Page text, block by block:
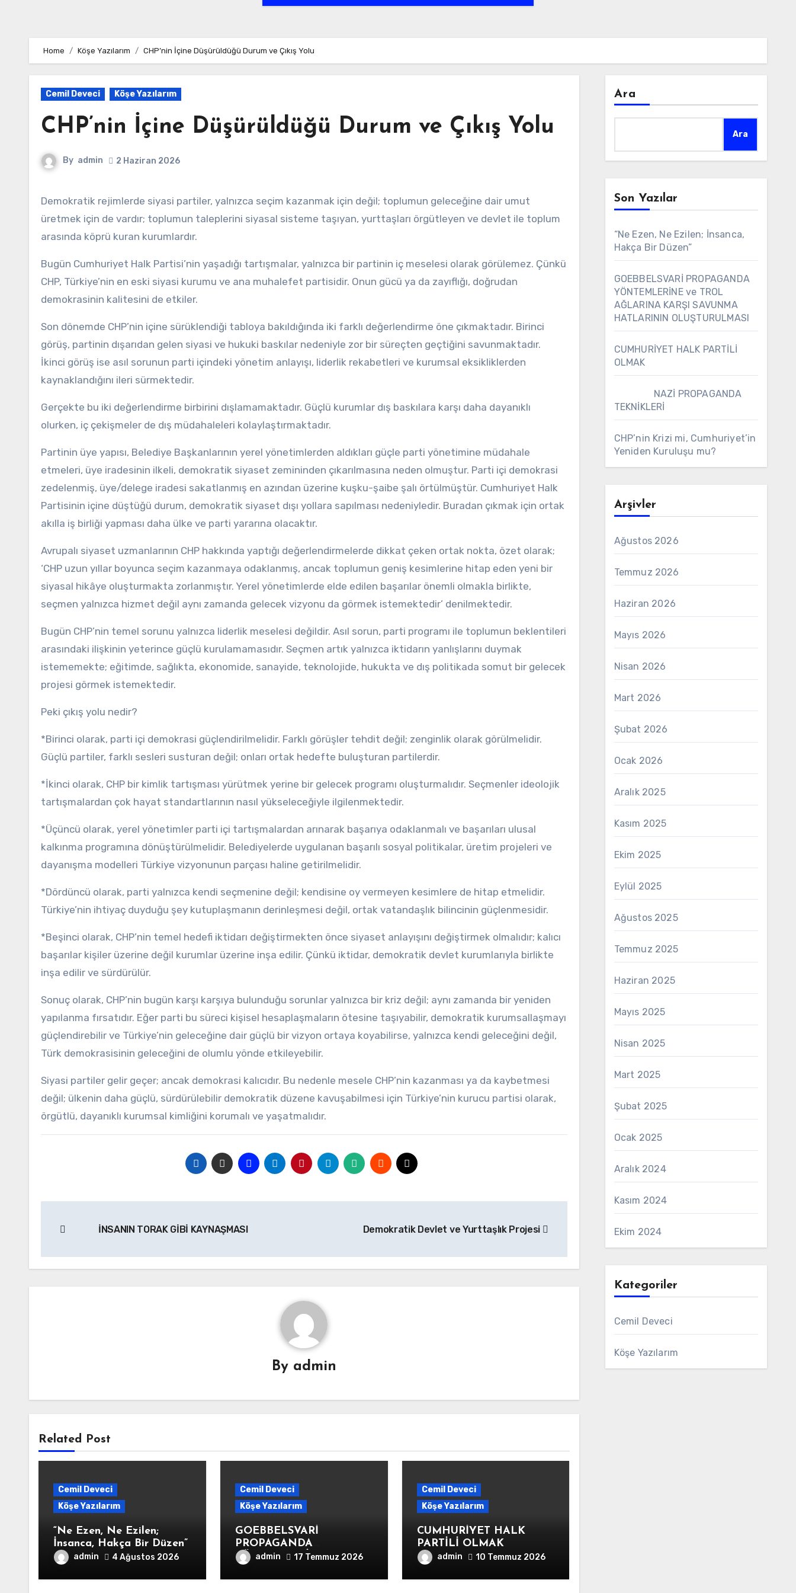
Home Köşe Yazılarım CHP’nin İçine Düşürüldüğü Durum ve Çıkış Yolu
Cemil Deveci Köşe Yazılarım
CHP’nin İçine Düşürüldüğü Durum ve Çıkış Yolu
By admin 2 Haziran 2026
Demokratik rejimlerde siyasi partiler, yalnızca seçim kazanmak için değil; toplumun geleceğine dair umut
üretmek için de vardır; toplumun taleplerini siyasal sisteme taşıyan, yurttaşları örgütleyen ve devlet ile toplum
arasında köprü kuran kurumlardır.
Bugün Cumhuriyet Halk Partisi’nin yaşadığı tartışmalar, yalnızca bir partinin iç meselesi olarak görülemez. Çünkü
CHP, Türkiye’nin en eski siyasi kurumu ve ana muhalefet partisidir. Onun gücü ya da zayıflığı, doğrudan
demokrasinin kalitesini de etkiler.
Son dönemde CHP’nin içine sürüklendiği tabloya bakıldığında iki farklı değerlendirme öne çıkmaktadır. Birinci
görüş, partinin dışarıdan gelen siyasi ve hukuki baskılar nedeniyle zor bir süreçten geçtiğini savunmaktadır.
İkinci görüş ise asıl sorunun parti içindeki yönetim anlayışı, liderlik rekabetleri ve kurumsal eksikliklerden
kaynaklandığını ileri sürmektedir.
Gerçekte bu iki değerlendirme birbirini dışlamamaktadır. Güçlü kurumlar dış baskılara karşı daha dayanıklı
olurken, iç çekişmeler de dış müdahaleleri kolaylaştırmaktadır.
Partinin üye yapısı, Belediye Başkanlarının yerel yönetimlerden aldıkları güçle parti yönetimine müdahale
etmeleri, üye iradesinin ilkeli, demokratik siyaset zemininden çıkarılmasına neden olmuştur. Parti içi demokrasi
zedelenmiş, üye/delege iradesi sakatlanmış en azından üzerine kuşku-şaibe şalı örtülmüştür. Cumhuriyet Halk
Partisinin içine düştüğü durum, demokratik siyaset dışı yollara sapılması nedeniyledir. Buradan çıkmak için ortak
akılla iş birliği yapması daha ülke ve parti yararına olacaktır.
Avrupalı siyaset uzmanlarının CHP hakkında yaptığı değerlendirmelerde dikkat çeken ortak nokta, özet olarak;
‘CHP uzun yıllar boyunca seçim kazanmaya odaklanmış, ancak toplumun geniş kesimlerine hitap eden yeni bir
siyasal hikâye oluşturmakta zorlanmıştır. Yerel yönetimlerde elde edilen başarılar önemli olmakla birlikte,
seçmen yalnızca hizmet değil aynı zamanda gelecek vizyonu da görmek istemektedir’ denilmektedir.
Bugün CHP’nin temel sorunu yalnızca liderlik meselesi değildir. Asıl sorun, parti programı ile toplumun beklentileri
arasındaki ilişkinin yeterince güçlü kurulamamasıdır. Seçmen artık yalnızca iktidarın yanlışlarını duymak
istememekte; eğitimde, sağlıkta, ekonomide, sanayide, teknolojide, hukukta ve dış politikada somut bir gelecek
projesi görmek istemektedir.
Peki çıkış yolu nedir?
*Birinci olarak, parti içi demokrasi güçlendirilmelidir. Farklı görüşler tehdit değil; zenginlik olarak görülmelidir.
Güçlü partiler, farklı sesleri susturan değil; onları ortak hedefte buluşturan partilerdir.
*İkinci olarak, CHP bir kimlik tartışması yürütmek yerine bir gelecek programı oluşturmalıdır. Seçmenler ideolojik
tartışmalardan çok hayat standartlarının nasıl yükseleceğiyle ilgilenmektedir.
*Üçüncü olarak, yerel yönetimler parti içi tartışmalardan arınarak başarıya odaklanmalı ve başarıları ulusal
kalkınma programına dönüştürülmelidir. Belediyelerde uygulanan başarılı sosyal politikalar, üretim projeleri ve
dayanışma modelleri Türkiye vizyonunun parçası haline getirilmelidir.
*Dördüncü olarak, parti yalnızca kendi seçmenine değil; kendisine oy vermeyen kesimlere de hitap etmelidir.
Türkiye’nin ihtiyaç duyduğu şey kutuplaşmanın derinleşmesi değil, ortak vatandaşlık bilincinin güçlenmesidir.
*Beşinci olarak, CHP’nin temel hedefi iktidarı değiştirmekten önce siyaset anlayışını değiştirmek olmalıdır; kalıcı
başarılar kişiler üzerine değil kurumlar üzerine inşa edilir. Çünkü iktidar, demokratik devlet kurumlarıyla birlikte
inşa edilir ve sürdürülür.
Sonuç olarak, CHP’nin bugün karşı karşıya bulunduğu sorunlar yalnızca bir kriz değil; aynı zamanda bir yeniden
yapılanma fırsatıdır. Eğer parti bu süreci kişisel hesaplaşmaların ötesine taşıyabilir, demokratik kurumsallaşmayı
güçlendirebilir ve Türkiye’nin geleceğine dair güçlü bir vizyon ortaya koyabilirse, yalnızca kendi geleceğini değil,
Türk demokrasisinin geleceğini de olumlu yönde etkileyebilir.
Siyasi partiler gelir geçer; ancak demokrasi kalıcıdır. Bu nedenle mesele CHP’nin kazanması ya da kaybetmesi
değil; ülkenin daha güçlü, sürdürülebilir demokratik düzene kavuşabilmesi için Türkiye’nin kurucu partisi olarak,
örgütlü, dayanıklı kurumsal kimliğini korumalı ve yaşatmalıdır.
gezinmesi
İNSANIN TORAK GİBİ KAYNAŞMASI Demokratik Devlet ve Yurttaşlık Projesi
By admin
Related Post
Cemil Deveci
Köşe Yazılarım
“Ne Ezen, Ne Ezilen;
İnsanca, Hakça Bir Düzen”
admin 4 Ağustos 2026
Cemil Deveci
Köşe Yazılarım
GOEBBELSVARİ
PROPAGANDA
YÖNTEMLERİNE ve
TROL AĞLARINA KARŞI
SAVUNMA HATLARININ
admin 17 Temmuz 2026
Cemil Deveci
Köşe Yazılarım
CUMHURİYET HALK
PARTİLİ OLMAK
admin 10 Temmuz 2026
Ara
Ara
Son Yazılar
“Ne Ezen, Ne Ezilen; İnsanca,
Hakça Bir Düzen”
GOEBBELSVARİ PROPAGANDA
YÖNTEMLERİNE ve TROL
AĞLARINA KARŞI SAVUNMA
HATLARININ OLUŞTURULMASI
CUMHURİYET HALK PARTİLİ
OLMAK
NAZİ PROPAGANDA
TEKNİKLERİ
CHP’nin Krizi mi, Cumhuriyet’in
Yeniden Kuruluşu mu?
Arşivler
Ağustos 2026
Temmuz 2026
Haziran 2026
Mayıs 2026
Nisan 2026
Mart 2026
Şubat 2026
Ocak 2026
Aralık 2025
Kasım 2025
Ekim 2025
Eylül 2025
Ağustos 2025
Temmuz 2025
Haziran 2025
Mayıs 2025
Nisan 2025
Mart 2025
Şubat 2025
Ocak 2025
Aralık 2024
Kasım 2024
Ekim 2024
Kategoriler
Cemil Deveci
Köşe Yazılarım